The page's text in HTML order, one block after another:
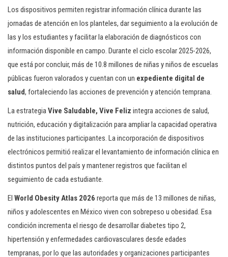
Los dispositivos permiten registrar información clínica durante las
jornadas de atención en los planteles, dar seguimiento a la evolución de
las y los estudiantes y facilitar la elaboración de diagnósticos con
información disponible en campo. Durante el ciclo escolar 2025-2026,
que está por concluir, más de 10.8 millones de niñas y niños de escuelas
públicas fueron valorados y cuentan con un expediente digital de
salud, fortaleciendo las acciones de prevención y atención temprana.
La estrategiaVive Saludable, Vive Feliz integra acciones de salud,
nutrición, educación y digitalización para ampliar la capacidad operativa
de las instituciones participantes. La incorporación de dispositivos
electrónicos permitió realizar el levantamiento de información clínica en
distintos puntos del país y mantener registros que facilitan el
seguimiento de cada estudiante.
El World Obesity Atlas 2026 reporta que más de 13 millones de niñas,
niños y adolescentes en México viven con sobrepeso u obesidad. Esa
condición incrementa el riesgo de desarrollar diabetes tipo 2,
hipertensión y enfermedades cardiovasculares desde edades
tempranas, por lo que las autoridades y organizaciones participantes